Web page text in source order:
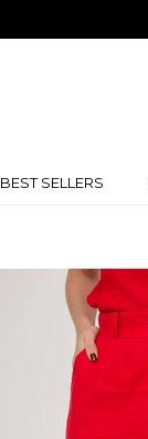
BEST SELLERS